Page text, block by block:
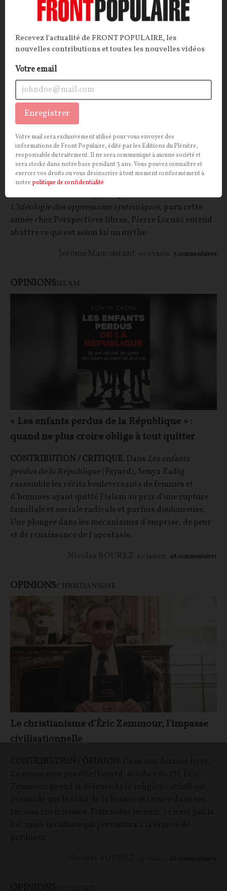
CULTUREIDÉES
L’Idéologie des oppressions systémiques
CRITIQUE.Beaucoup à gauche se sont mis en tête de
partir à la chasse aux « oppressions », lesquelles
feraient selon eux toujours système. Dans son essai
L’Idéologie des oppressions systémiques, paru cette
année chez Perspectives libres, Pierre Lornac entend
abattre ce qui est selon lui un mythe.
Jérôme Maucourant
01/03/2026 5 commentaires
OPINIONSISLAM
« Les enfants perdus de la République » :
quand ne plus croire oblige à tout quitter
CONTRIBUTION / CRITIQUE.Dans Les enfants
perdus de la République(Fayard), Sonya Zadig
rassemble les récits bouleversants de femmes et
d’hommes ayant quitté l’islam au prix d’une rupture
familiale et sociale radicale et parfois douloureuse.
Une plongée dans les mécanismes d’emprise, de peur
et de renaissance de l’apostasie.
Nicolas BOUREZ 07/12/2025 48 commentaires
OPINIONSCHRISTIANISME
Le christianisme d'Éric Zemmour, l'impasse
civilisationnelle
Recevez l'actualité de FRONT POPULAIRE, les
nouvelles contributions et toutes les nouvelles vidéos
Votre email
Enregistrer
Votre mail sera exclusivement utilisé pour vous envoyer des
informations de Front Populaire, édité par les Editions du Plénitre,
responsable du traitement. Il ne sera communiqué à aucune société et
sera stocké dans notre base pendant 3 ans. Vous pouvez connaître et
exercer vos droits ou vous désinscrire à tout moment conformément à
notre politique de confidentialité